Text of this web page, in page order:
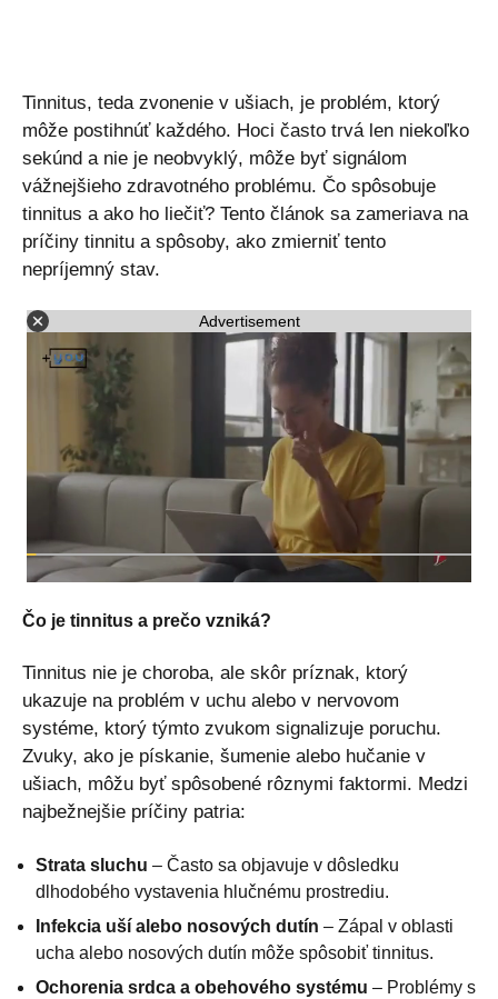
Tinnitus, teda zvonenie v ušiach, je problém, ktorý
môže postihnúť každého. Hoci často trvá len niekoľko
sekúnd a nie je neobvyklý, môže byť signálom
vážnejšieho zdravotného problému. Čo spôsobuje
tinnitus a ako ho liečiť? Tento článok sa zameriava na
príčiny tinnitu a spôsoby, ako zmierniť tento
nepríjemný stav.
Advertisement
Čo je tinnitus a prečo vzniká?
Tinnitus nie je choroba, ale skôr príznak, ktorý
ukazuje na problém v uchu alebo v nervovom
systéme, ktorý týmto zvukom signalizuje poruchu.
Zvuky, ako je pískanie, šumenie alebo hučanie v
ušiach, môžu byť spôsobené rôznymi faktormi. Medzi
najbežnejšie príčiny patria:
Strata sluchu – Často sa objavuje v dôsledku
dlhodobého vystavenia hlučnému prostrediu.
Infekcia uší alebo nosových dutín – Zápal v oblasti
ucha alebo nosových dutín môže spôsobiť tinnitus.
Ochorenia srdca a obehového systému – Problémy s